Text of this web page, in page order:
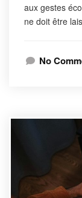
aux gestes
ne doit être
No